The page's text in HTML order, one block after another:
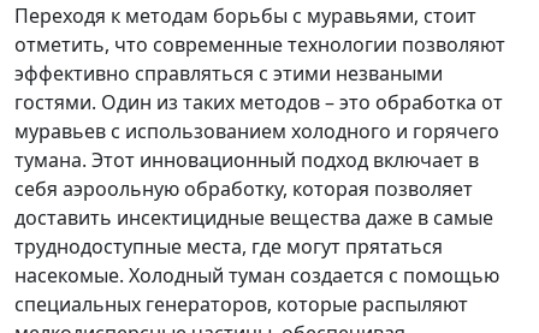
Переходя к методам борьбы с муравьями, стоит
отметить, что современные технологии позволяют
эффективно справляться с этими незваными
гостями. Один из таких методов – это обработка от
муравьев с использованием холодного и горячего
тумана. Этот инновационный подход включает в
себя аэроольную обработку, которая позволяет
доставить инсектицидные вещества даже в самые
труднодоступные места, где могут прятаться
насекомые. Холодный туман создается с помощью
специальных генераторов, которые распыляют